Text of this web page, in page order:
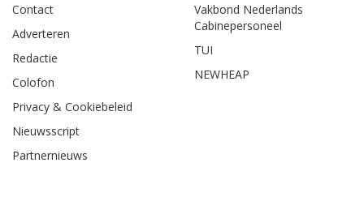
Contact
Adverteren
Redactie
Colofon
Privacy & Cookiebeleid
Nieuwsscript
Partnernieuws
Vakbond Nederlands
Cabinepersoneel
TUI
NEWHEAP